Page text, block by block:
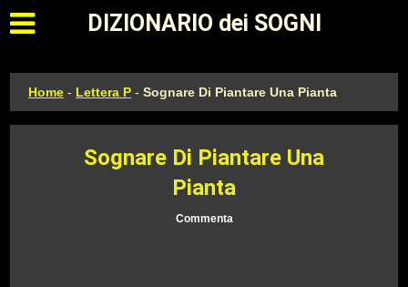
Apri il menu principale
DIZIONARIO dei SOGNI
Home - Lettera P -Sognare Di Piantare Una Pianta
Sognare Di Piantare Una
Pianta
Commenta